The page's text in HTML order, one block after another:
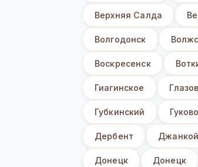
Верхняя Салда
Волгодонск
Воскресенск
Гиагинское Глазов
Губкинский Гуково
Дербент Джанкой
Донецк Донецк